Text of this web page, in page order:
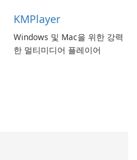
KMPlayer
Windows 및 Mac을 위한 강력
한 멀티미디어 플레이어